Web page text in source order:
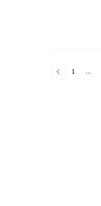
Posts
Page
1 …